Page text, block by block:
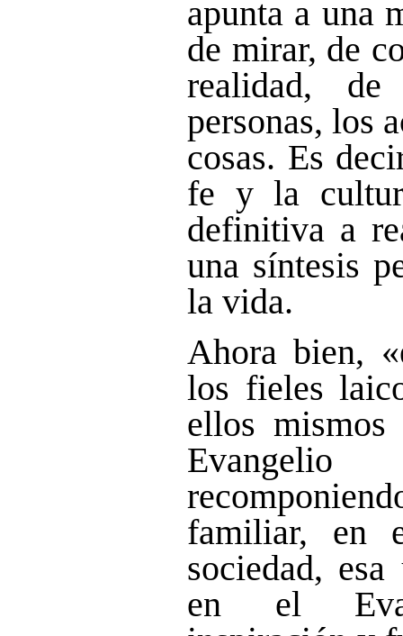
apunta a una
de mirar, de
realidad,
personas, los
cosas. Es
fe y la
definitiva a
una síntesis
la vida.
Ahora bien,
los fieles
ellos
familiar, en
sociedad,
en el